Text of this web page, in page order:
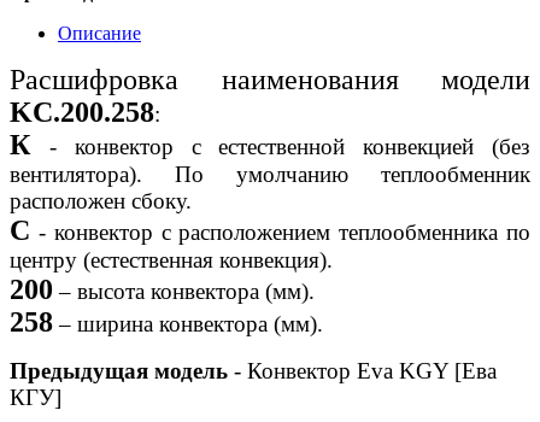
Описание
Расшифровка наименования модели
KC.200.258:
К
- конвектор с естественной конвекцией (без
вентилятора). По умолчанию теплообменник
расположен сбоку.
C - конвектор с расположением теплообменника по
центру (естественная конвекция).
200 – высота конвектора (мм).
258– ширина конвектора (мм).
Предыдущая модель - Конвектор Eva KGY [Ева
КГУ]